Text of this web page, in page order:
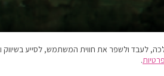
לעבד ולשפר את חווית המשתמש, לסייע
.